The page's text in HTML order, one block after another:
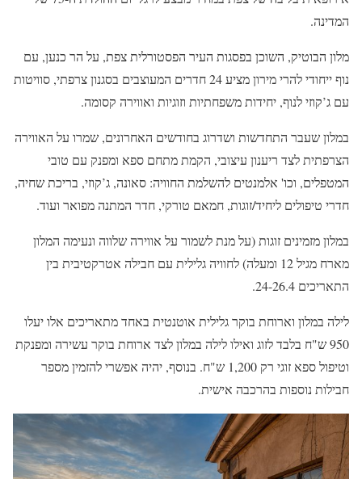
המדינה.
מלון הבוטיק, השוכן בפסגות העיר הפסטורלית צפת, על הר כנען, עם
נוף ייחודי להרי מירון מציע 24 חדרים המעוצבים בסגנון צרפתי, סוויטות
עם ג’קוזי לנוף, יחידות משפחתיות וזוגיות ואווירה קסומה.
במלון שעבר התחדשות ושדרוג בחודשים האחרונים, שמרו על האווירה
הצרפתית לצד ריענון עיצובי, הקמת מתחם ספא ומפנק עם טובי
המטפלים, וכו' אלמנטים להשלמת החוויה: סאונה, ג’קוזי, בריכת שחיה,
חדרי טיפולים ליחיד/זוגות, חמאם טורקי, חדר המתנה מפואר ועוד.
במלון מזמינים זוגות (על מנת לשמור על אווירה שלווה ונעימה המלון
מארח מגיל 12 ומעלה) לחוויה גלילית עם חבילה אטרקטיבית בין
התאריכים 24-26.4.
לילה במלון וארוחת בוקר גלילית אוטנטית באחד מתאריכים אלו יעלו
950 ש"ח בלבד לזוג ואילו לילה במלון לצד ארוחת בוקר עשירה ומפנקת
וטיפול ספא זוגי רק 1,200 ש"ח. בנוסף, יהיה אפשרי להזמין מספר
חבילות נוספות בהרכבה אישית.